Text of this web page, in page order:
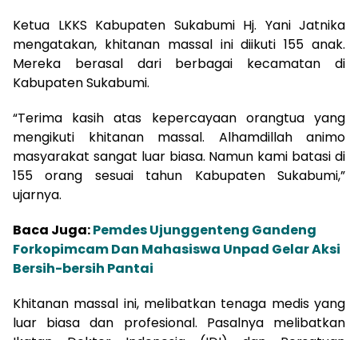
Ketua LKKS Kabupaten Sukabumi Hj. Yani Jatnika
mengatakan, khitanan massal ini diikuti 155 anak.
Mereka berasal dari berbagai kecamatan di
Kabupaten Sukabumi.
“Terima kasih atas kepercayaan orangtua yang
mengikuti khitanan massal. Alhamdillah animo
masyarakat sangat luar biasa. Namun kami batasi di
155 orang sesuai tahun Kabupaten Sukabumi,”
ujarnya.
Baca Juga:Pemdes Ujunggenteng Gandeng
Forkopimcam Dan Mahasiswa Unpad Gelar Aksi
Bersih-bersih Pantai
Khitanan massal ini, melibatkan tenaga medis yang
luar biasa dan profesional. Pasalnya melibatkan